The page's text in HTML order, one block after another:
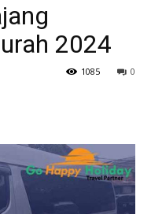
2024
0
1085